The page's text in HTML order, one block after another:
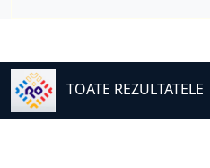
TOATE REZULTATELE